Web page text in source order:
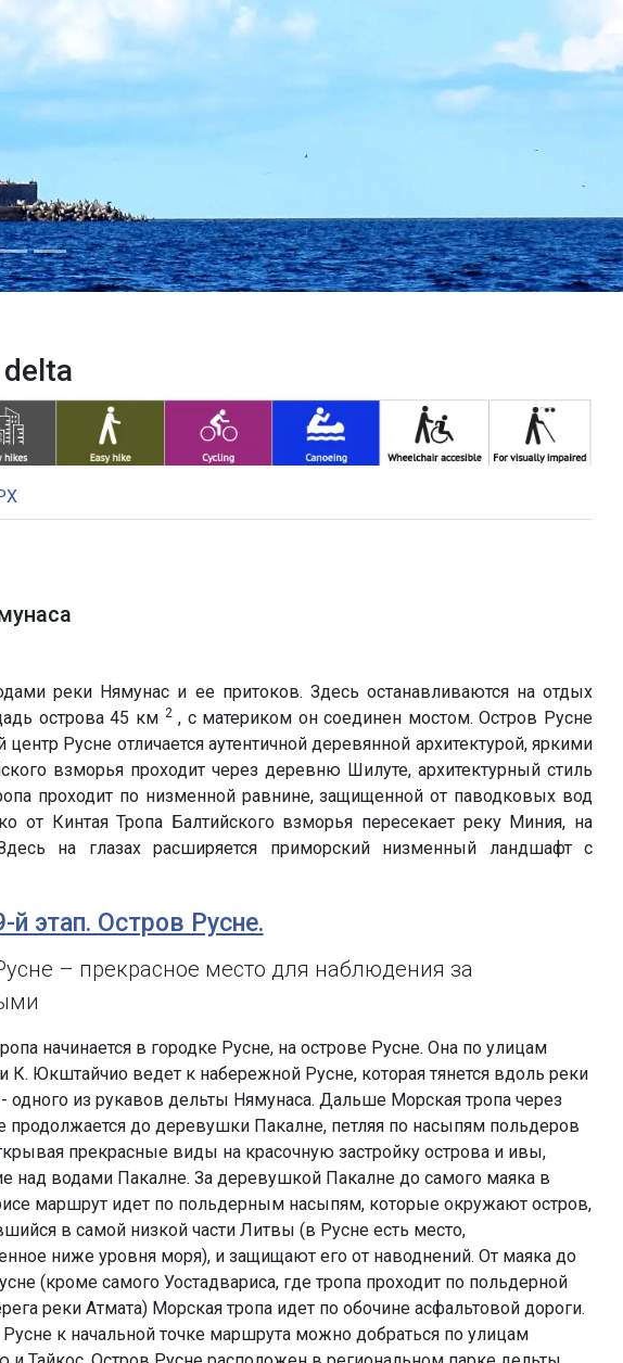
реки Нямунас и ее притоков. Здесь останавливаются на отдых
острова 45 км 2, с материком он соединен мостом. Остров Русне
Русне отличается аутентичной деревянной архитектурой, яркими
взморья проходит через деревню Шилуте, архитектурный стиль
проходит по низменной равнине, защищенной от паводковых вод
Кинтая Тропа Балтийского взморья пересекает реку Миния, на
на глазах расширяется приморский низменный ландшафт с
й этап. Остров Русне.
– прекрасное место для наблюдения за
начинается в городке Русне, на острове Русне. Она по улицам
К. Юкштайчио ведет к набережной Русне, которая тянется вдоль реки
одного из рукавов дельты Нямунаса. Дальше Морская тропа через
продолжается до деревушки Пакалне, петляя по насыпям польдеров
прекрасные виды на красочную застройку острова и ивы,
над водами Пакалне. За деревушкой Пакалне до самого маяка в
маршрут идет по польдерным насыпям, которые окружают остров,
в самой низкой части Литвы (в Русне есть место,
ниже уровня моря), и защищают его от наводнений. От маяка до
(кроме самого Уостадвариса, где тропа проходит по польдерной
реки Атмата) Морская тропа идет по обочине асфальтовой дороги.
Русне к начальной точке маршрута можно добраться по улицам